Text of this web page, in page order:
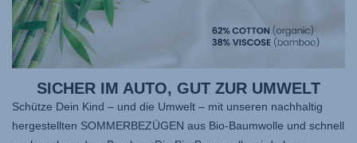
SICHER IM AUTO, GUT ZUR UMWELT
Schütze Dein Kind – und die Umwelt – mit unseren nachhaltig
hergestellten SOMMERBEZÜGEN aus Bio-Baumwolle und schnell